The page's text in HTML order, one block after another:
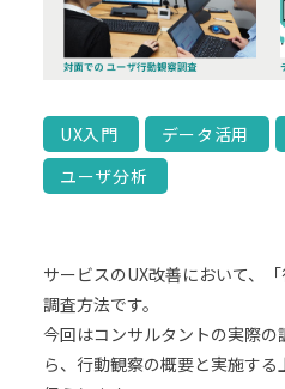
UX入門 データ活用
ユーザ分析
サービスのUX改善において、
調査方法です。
今回はコンサルタントの実際
ら、行動観察の概要と実施す